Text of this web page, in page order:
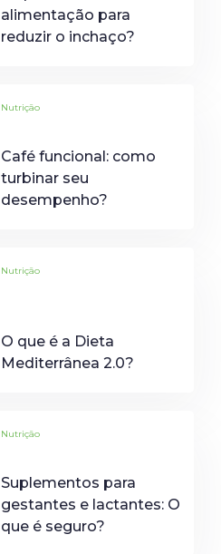
alimentação para
reduzir o inchaço?
Nutrição
Café funcional: como
turbinar seu
desempenho?
Nutrição
O que é a Dieta
Mediterrânea 2.0?
Nutrição
Suplementos para
gestantes e lactantes: O
que é seguro?